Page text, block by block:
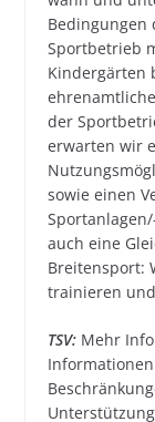
Bedingungen
Sportbetrieb
Kindergärten
der
erwarten wir
sowie einen
auch eine
Breitensport:
trainieren
TSV:Mehr